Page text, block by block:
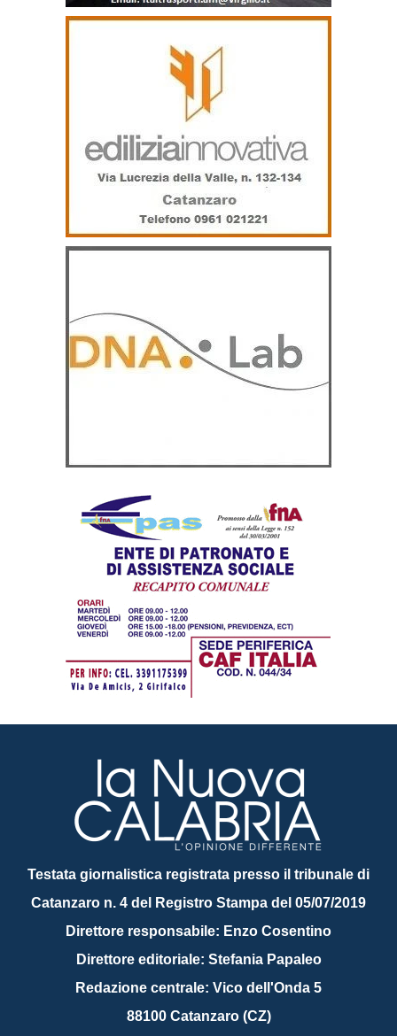
Testata giornalistica registrata presso il tribunale di
Catanzaro n. 4 del Registro Stampa del 05/07/2019
Direttore responsabile: Enzo Cosentino
Direttore editoriale: Stefania Papaleo
Redazione centrale: Vico dell'Onda 5
88100 Catanzaro (CZ)